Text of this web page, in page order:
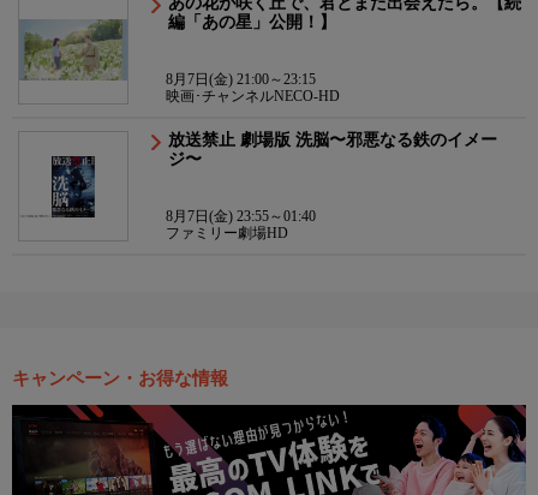
編「あの星」公開！】
8月7日(金) 21:00～23:15
映画･チャンネルNECO-HD
放送禁止 劇場版 洗脳〜邪悪なる鉄のイメー
ジ〜
8月7日(金) 23:55～01:40
ファミリー劇場HD
キャンペーン・お得な情報